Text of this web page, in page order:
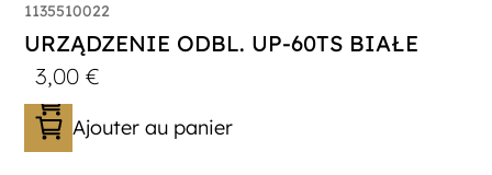
1135510022
URZĄDZENIE ODBL. UP-60TS BIAŁE
3,00€
Ajouter au panier